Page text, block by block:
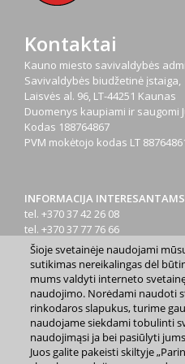
Kontaktai
Kauno miesto savivaldybės
Savivaldybės biudžetinė įstaiga,
Laisvės al. 96, LT-44251 Kaunas
Duomenys kaupiami ir saugomi
Kodas 188764867
PVM mokėtojo kodas LT
INFORMACIJA
tel. +370 37 42 26 08
tel. +370 37 77 76 66
tel. +370 660 07000
el. p.info@kaunas.lt
2023 m. Kauno miesto
Šioje svetainėje naudojami
sutikimas nereikalingas dėl
mums valdyti interneto
naudojimo. Norėdami naudoti
rinkodaros slapukus, turime
naudojame siekdami tobulinti
naudojimąsi ja bei pasiūlyti
Juos galite pakeisti skiltyje